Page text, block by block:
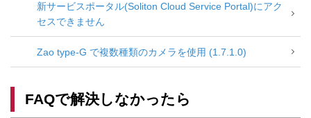
新サービスポータル(Soliton Cloud Service Portal)にアク
セスできません
Zao type-G で複数種類のカメラを使用 (1.7.1.0)
FAQで解決しなかったら